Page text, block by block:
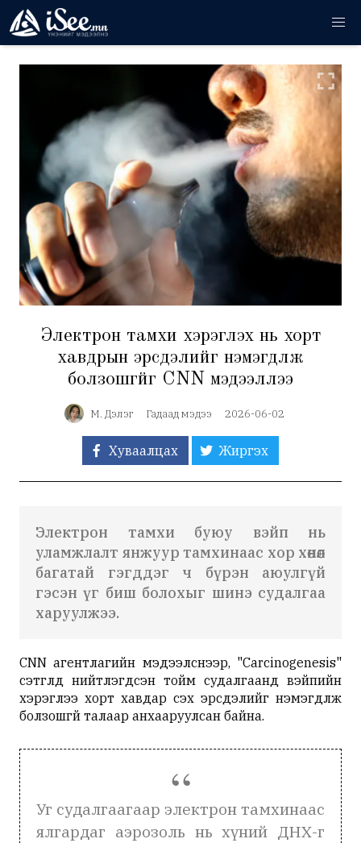
Электрон тамхи хэрэглэх нь хорт
хавдрын эрсдэлийг нэмэгдүүлж
болзошгүйг CNN мэдээллээ
М. Дэлэг Гадаад мэдээ 2026-06-02
Хуваалцах Жиргэх
Электрон тамхи буюу вэйп нь
уламжлалт янжуур тамхинаас хор хөнөөл
багатай гэгддэг ч бүрэн аюулгүй
гэсэн үг биш болохыг шинэ судалгаа
харуулжээ.
CNN агентлагийн мэдээлснээр, "Carcinogenesis"
сэтгүүлд нийтлэгдсэн тойм судалгаанд вэйпийн
хэрэглээ хорт хавдар үүсэх эрсдэлийг нэмэгдүүлж
болзошгүй талаар анхааруулсан байна.
Уг судалгаагаар электрон тамхинаас
ялгардаг аэрозоль нь хүний ДНХ-г